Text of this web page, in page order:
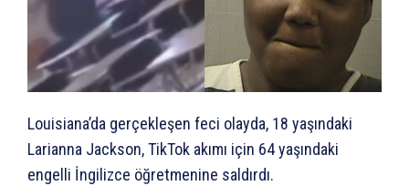
Louisiana’da gerçekleşen feci olayda, 18 yaşındaki
Larianna Jackson, TikTok akımı için 64 yaşındaki
engelli İngilizce öğretmenine saldırdı.